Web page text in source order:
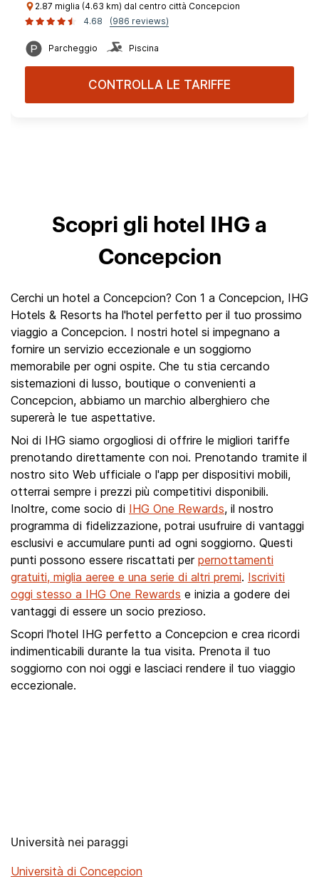
2.87 miglia (4.63 km) dal centro città Concepcion
4.68
(986 reviews)
Parcheggio Piscina
CONTROLLA LE TARIFFE
Scopri gli hotel IHG a
Concepcion
Cerchi un hotel a Concepcion? Con 1 a Concepcion, IHG
Hotels & Resorts ha l'hotel perfetto per il tuo prossimo
viaggio a Concepcion. I nostri hotel si impegnano a
fornire un servizio eccezionale e un soggiorno
memorabile per ogni ospite. Che tu stia cercando
sistemazioni di lusso, boutique o convenienti a
Concepcion, abbiamo un marchio alberghiero che
supererà le tue aspettative.
Noi di IHG siamo orgogliosi di offrire le migliori tariffe
prenotando direttamente con noi. Prenotando tramite il
nostro sito Web ufficiale o l'app per dispositivi mobili,
otterrai sempre i prezzi più competitivi disponibili.
Inoltre, come socio di IHG One Rewards, il nostro
programma di fidelizzazione, potrai usufruire di vantaggi
esclusivi e accumulare punti ad ogni soggiorno. Questi
punti possono essere riscattati per pernottamenti
gratuiti, miglia aeree e una serie di altri premi. Iscriviti
oggi stesso a IHG One Rewards e inizia a godere dei
vantaggi di essere un socio prezioso.
Scopri l'hotel IHG perfetto a Concepcion e crea ricordi
indimenticabili durante la tua visita. Prenota il tuo
soggiorno con noi oggi e lasciaci rendere il tuo viaggio
eccezionale.
Università nei paraggi
Università di Concepcion